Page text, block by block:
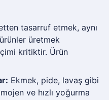
tasarruf etmek, aynı
üretmek
kritiktir. Ürün
Ekmek, pide, lavaş gibi
ve hızlı yoğurma